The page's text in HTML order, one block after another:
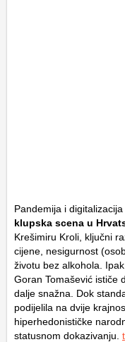
Pandemija i
klupska scena u
Krešimiru Kroli, ključni
cijene, nesigurnost
životu bez alkohola.
Goran Tomašević ističe
dalje snažna. Dok
podijelila na dvije
hiperhedonističke
statusnom dokazivanju.